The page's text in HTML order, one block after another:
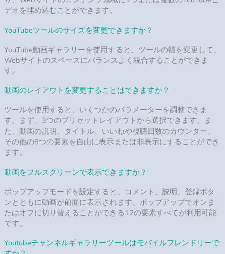
このツールは、デスクトップからスマートフォンまで、あらゆ
るデバイスで完全に機能し、見栄えがします。[コンテンツ]指定
箇所で、モバイル最適化のウィンドウ幅と列数を設定できま
私達について
私たちチームは、ウェブサイトの構築とマーケティング
において 12 年以上の経験を持つ 40 人のウェブ専門家か
らなるチームであり、ビジネスのオンラインでの成長を
支援しています。
サービス
売上げアップ集客に特化したHP制作
月収100万円を稼ぐための作業手順書
サブリミナルアルバム
願望実現プログラム